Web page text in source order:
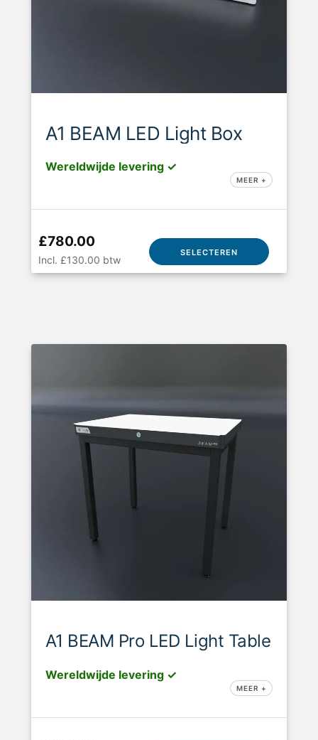
A1 BEAM LED Light Box
Wereldwijde levering ✓
MEER +
£780.00
Incl. £130.00 btw
SELECTEREN
A1 BEAM Pro LED Light Table
Wereldwijde levering ✓
MEER +